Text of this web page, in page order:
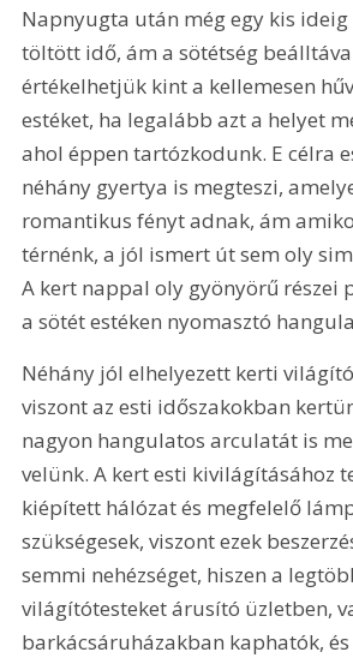
Napnyugta után még egy kis
töltött idő, ám a sötétség
értékelhetjük kint a kellemesen
estéket, ha legalább azt a helyet
ahol éppen tartózkodunk. E célra
néhány gyertya is megteszi,
romantikus fényt adnak, ám
térnénk, a jól ismert út sem oly
A kert nappal oly gyönyörű részei
a sötét estéken nyomasztó
Néhány jól elhelyezett kerti
viszont az esti időszakokban
nagyon hangulatos arculatát is
velünk. A kert esti kivilágításához
kiépített hálózat és megfelelő
szükségesek, viszont ezek
semmi nehézséget, hiszen a
világítótesteket árusító üzletben,
barkácsáruházakban kaphatók,